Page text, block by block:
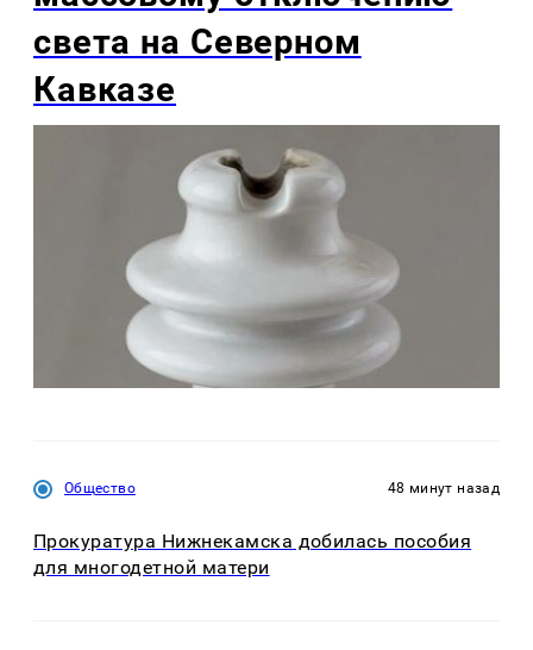
света на Северном
Кавказе
Общество 48 минут назад
Прокуратура Нижнекамска добилась пособия
для многодетной матери